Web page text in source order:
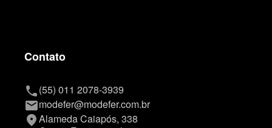
Contato
phone(55) 011 2078-3939
mailmodefer@modefer.com.br
placeAlameda Caiapós, 338